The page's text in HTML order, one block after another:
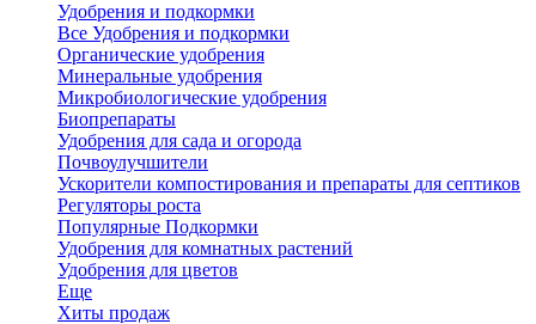
Удобрения и подкормки
Все Удобрения и подкормки
Органические удобрения
Минеральные удобрения
Микробиологические удобрения
Биопрепараты
Удобрения для сада и огорода
Почвоулучшители
Ускорители компостирования и препараты для септиков
Регуляторы роста
Популярные Подкормки
Удобрения для комнатных растений
Удобрения для цветов
Еще
Хиты продаж